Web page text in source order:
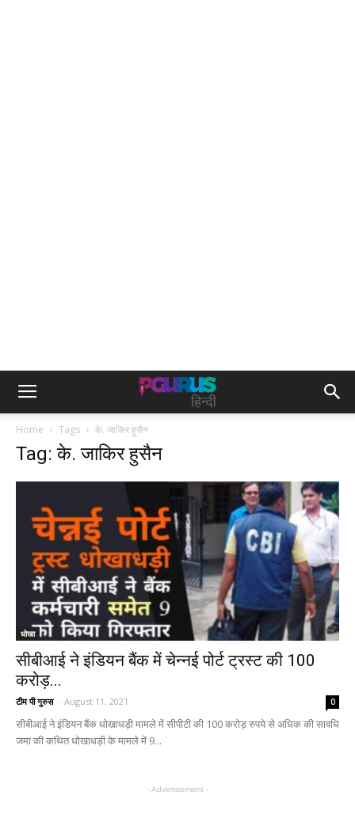
Home Tags के. जाकिर हुसैन
Tag: के. जाकिर हुसैन
धोखा
सीबीआई ने इंडियन बैंक में चेन्नई पोर्ट ट्रस्ट की 100
करोड़...
टीम पी गुरुस - August 11, 2021 0
सीबीआई ने इंडियन बैंक धोखाधड़ी मामले में सीपीटी की 100 करोड़ रुपये से अधिक की सावधि
जमा की कथित धोखाधड़ी के मामले में 9...
- Advertisement -